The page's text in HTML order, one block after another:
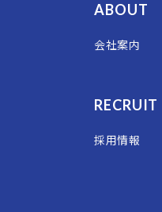
ABOUT
会社案内
RECRUIT
採用情報